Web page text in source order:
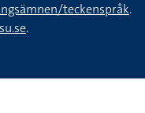
teckenspråk.
.